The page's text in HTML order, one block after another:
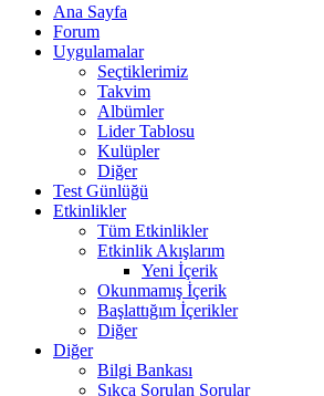
Ana Sayfa
Forum
Uygulamalar
Seçtiklerimiz
Takvim
Albümler
Lider Tablosu
Kulüpler
Diğer
Test Günlüğü
Etkinlikler
Tüm Etkinlikler
Etkinlik Akışlarım
Yeni İçerik
Okunmamış İçerik
Başlattığım İçerikler
Diğer
Diğer
Bilgi Bankası
Sıkça Sorulan Sorular